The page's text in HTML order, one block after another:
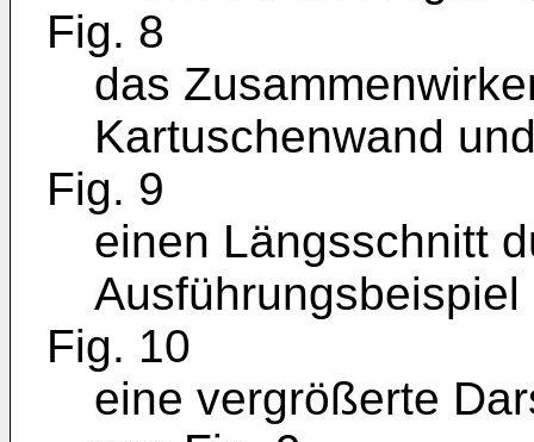
Fig. 8
das
Kartuschenwand
Fig. 9
einen Längsschnitt
Fig. 10
eine vergrößerte